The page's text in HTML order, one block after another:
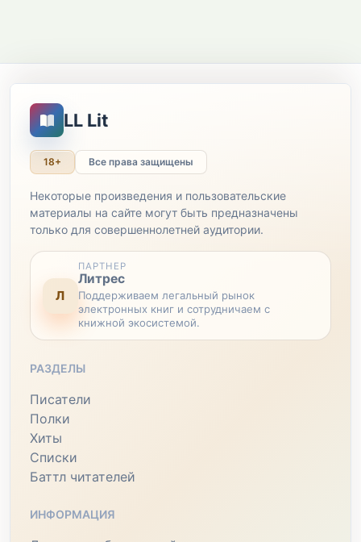
LL Lit
18+ Все права защищены
Некоторые произведения и пользовательские
материалы на сайте могут быть предназначены
только для совершеннолетней аудитории.
Л
ПАРТНЕР
Литрес
Поддерживаем легальный рынок
электронных книг и сотрудничаем с
книжной экосистемой.
РАЗДЕЛЫ
Писатели
Полки
Хиты
Списки
Баттл читателей
ИНФОРМАЦИЯ